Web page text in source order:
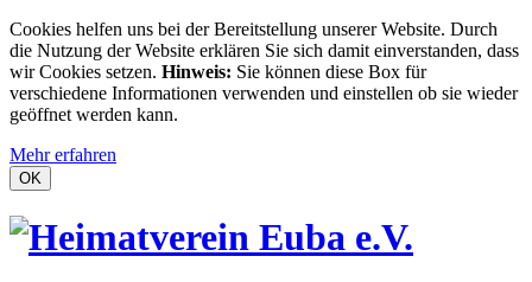
Cookies helfen uns bei der Bereitstellung unserer Website. Durch
die Nutzung der Website erklären Sie sich damit einverstanden, dass
wir Cookies setzen. Hinweis: Sie können diese Box für
verschiedene Informationen verwenden und einstellen ob sie wieder
geöffnet werden kann.
Mehr erfahren
OK